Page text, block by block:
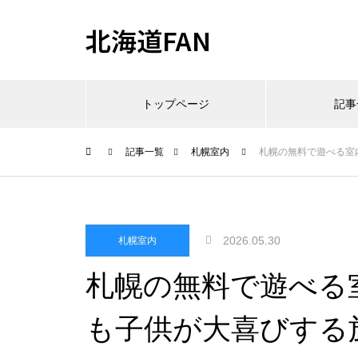
北海道FAN
トップページ 記
記事一覧 札幌室内 札幌の無料で遊べる
札幌室内 2026.05.30
札幌の無料で遊べ
も子供が大喜びする